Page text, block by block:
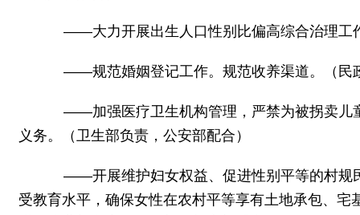
——大力开展出生人口性别比偏高综合治理工作
——规范婚姻登记工作。规范收养渠道。（民
——加强医疗卫生机构管理，严禁为被拐卖儿童
义务。（卫生部负责，公安部配合）
——开展维护妇女权益、促进性别平等的村规民
受教育水平，确保女性在农村平等享有土地承包、宅